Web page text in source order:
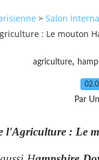
> Salon
: Le mouton
agriculture,
Par
l'Agriculture : Le